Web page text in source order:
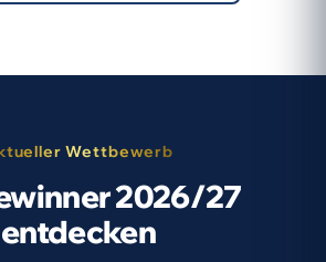
Wettbewerb
2026/27
entdecken